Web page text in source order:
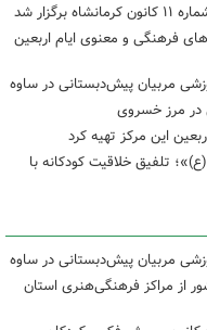
شد
برنامه‌های فرهنگی و معنوی ایام اربعین
مربیان پیش‌دبستانی در ساوه
در مرز خسروی
این مرکز تهیه کرد
تلفیق خلاقیت کودکانه با
مربیان پیش‌دبستانی در ساوه
از مراکز فرهنگی‌هنری استان